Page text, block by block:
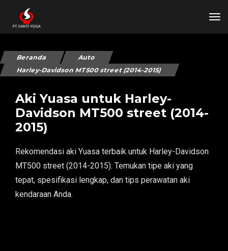
Beranda
Auto
Harley-Davidson MT500 street (2014-2015)
Aki Yuasa untuk Harley-
Davidson MT500 street (2014-
2015)
Rekomendasi aki Yuasa terbaik untuk Harley-Davidson
MT500 street (2014-2015). Temukan tipe aki yang
tepat, spesifikasi lengkap, dan tips perawatan aki
kendaraan Anda.